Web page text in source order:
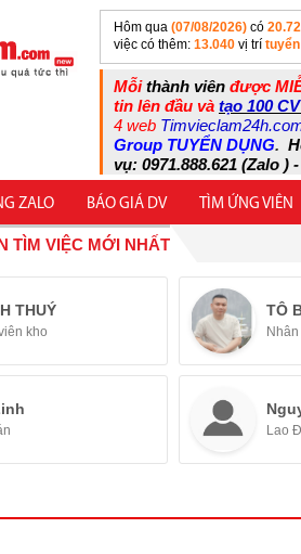
Hôm qua (07/08/2026) có
việc có thêm: 13.040 vị trí
Mỗithành viên được
tin lên đầu và tạo 100
4 web
Group TUYỂN DỤNG.
vụ: 0971.888.621 (Zalo )
ZALO BÁO GIÁ DV TÌM ỨNG VIÊN
TÌM VIỆC MỚI NHẤT
THUÝ
kho
TÔ
Lao